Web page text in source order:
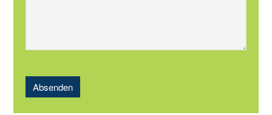
Absenden